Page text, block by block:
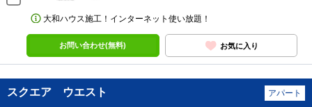
大和ハウス施工！インターネット使い放題！
お問い合わせ(無料) お気に入り
スクエア ウエスト アパート